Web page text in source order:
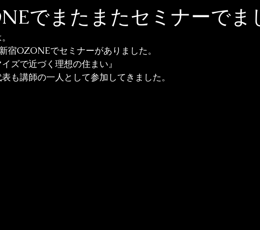
でまたまたセミナーでま
宿OZONEでセミナーがありました。
イズで近づく理想の住まい』
も講師の一人として参加してきました。